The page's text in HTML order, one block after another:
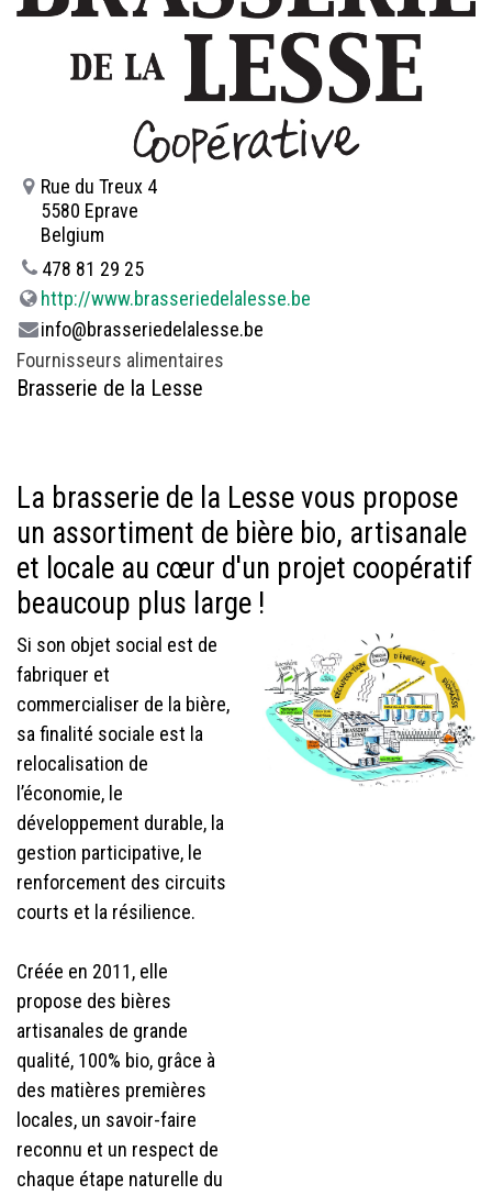
Rue du Treux 4
5580 Eprave
Belgium
478 81 29 25
http://www.brasseriedelalesse.be
info@brasseriedelalesse.be
Fournisseurs alimentaires
Brasserie de la Lesse
La brasserie de la Lesse vous propose
un assortiment de bière bio, artisanale
et locale au cœur d'un projet coopératif
beaucoup plus large !
Si son objet social est de
fabriquer et
commercialiser de la bière,
sa finalité sociale est la
relocalisation de
l’économie, le
développement durable, la
gestion participative, le
renforcement des circuits
courts et la résilience.
Créée en 2011, elle
propose des bières
artisanales de grande
qualité, 100% bio, grâce à
des matières premières
locales, un savoir-faire
reconnu et un respect de
chaque étape naturelle du